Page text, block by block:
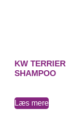
KW TERRIER
SHAMPOO
Læs mere